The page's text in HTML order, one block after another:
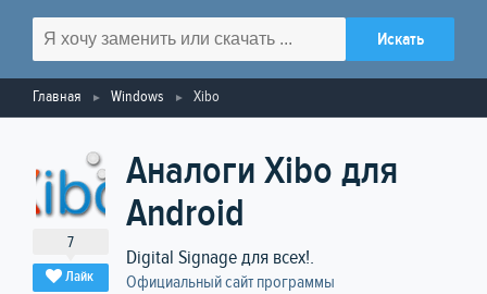
Главная Windows Xibo
7
Лайк
Аналоги Xibo для
Android
Digital Signage для всех!.
Официальный сайт программы